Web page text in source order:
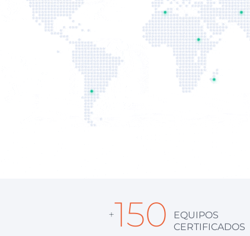
+150
EQUIPOS
CERTIFICADOS